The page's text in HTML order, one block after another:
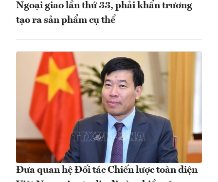
Ngoại giao lần thứ 33, phải khẩn trương
tạo ra sản phẩm cụ thể
Đưa quan hệ Đối tác Chiến lược toàn diện